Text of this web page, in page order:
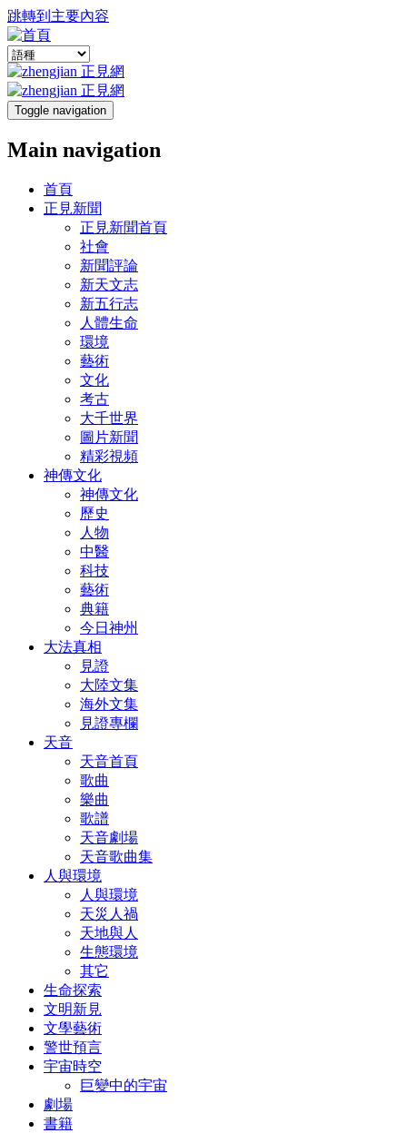
跳轉到主要內容
Toggle navigation
Main navigation
首頁
正見新聞
正見新聞首頁
社會
新聞評論
新天文志
新五行志
人體生命
環境
藝術
文化
考古
大千世界
圖片新聞
精彩視頻
神傳文化
神傳文化
歷史
人物
中醫
科技
藝術
典籍
今日神州
大法真相
見證
大陸文集
海外文集
見證專欄
天音
天音首頁
歌曲
樂曲
歌譜
天音劇場
天音歌曲集
人與環境
人與環境
天災人禍
天地與人
生態環境
其它
生命探索
文明新見
文學藝術
警世預言
宇宙時空
巨變中的宇宙
劇場
書籍